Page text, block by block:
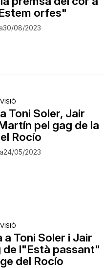
orfes"
30/08/2023
Toni Soler, Jair
pel gag de la
Rocío
24/05/2023
Toni Soler i Jair
de l"Està passant"
del Rocío